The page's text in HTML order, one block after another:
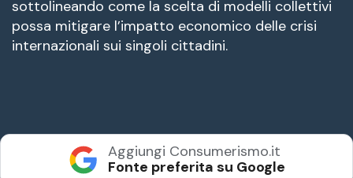
sottolineando come la scelta di modelli collettivi
possa mitigare l’impatto economico delle crisi
internazionali sui singoli cittadini.
Aggiungi Consumerismo.it
Fonte preferita su Google